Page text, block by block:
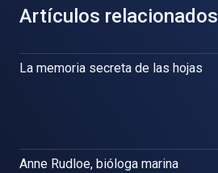
Artículos relacionados
La memoria secreta de las hojas
Anne Rudloe, bióloga marina